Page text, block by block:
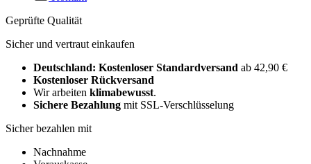
Geprüfte Qualität
Sicher und vertraut einkaufen
Deutschland: Kostenloser Standardversand ab 42,90 €
Kostenloser Rückversand
Wir arbeiten klimabewusst.
Sichere Bezahlung mit SSL-Verschlüsselung
Sicher bezahlen mit
Nachnahme